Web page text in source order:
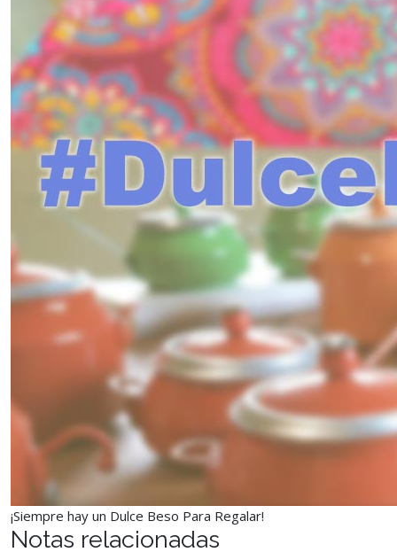
¡Siempre hay un Dulce Beso Para Regalar!
Notas relacionadas